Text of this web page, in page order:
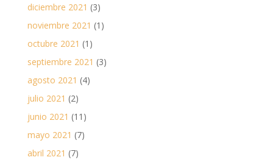
diciembre 2021 (3)
noviembre 2021 (1)
octubre 2021 (1)
septiembre 2021 (3)
agosto 2021 (4)
julio 2021 (2)
junio 2021 (11)
mayo 2021 (7)
abril 2021 (7)